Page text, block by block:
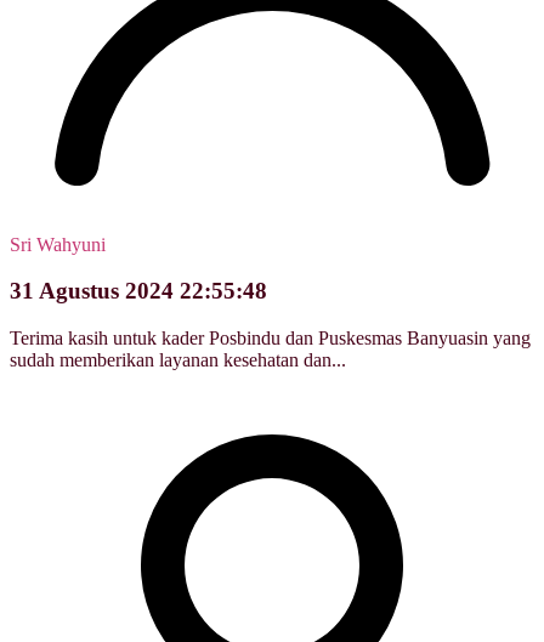
Sri Wahyuni
31 Agustus 2024 22:55:48
Terima kasih untuk kader Posbindu dan Puskesmas Banyuasin yang
sudah memberikan layanan kesehatan dan...